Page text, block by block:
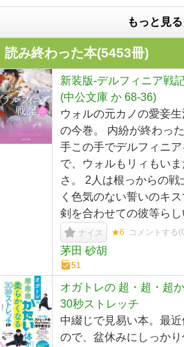
もっと見る
読み終わった本(5453冊)
新装版-デルフィニア戦
(中公文庫 か 68-36)
ウォルの元カノの愛妾
の今巻。 内紛が終わっ
手この手でデルフィニ
で、ウォルもリィもい
さ。 2人は根っからの
く色気のない誓いのキ
剣を合わせての彼等らし
ナイス ★6 コメントする(
茅田 砂胡
51
オガトレの 超・超・超
30秒ストレッチ
中綴じで見易い本。最
ので、盆休みにしっか